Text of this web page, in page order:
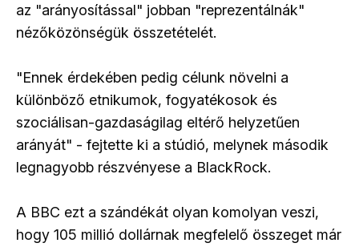
az "arányosítással" jobban "reprezentálnák"
nézőközönségük összetételét.
"Ennek érdekében pedig célunk növelni a
különböző etnikumok, fogyatékosok és
szociálisan-gazdaságilag eltérő helyzetűen
arányát" - fejtette ki a stúdió, melynek második
legnagyobb részvényese a BlackRock.
A BBC ezt a szándékát olyan komolyan veszi,
hogy 105 millió dollárnak megfelelő összeget már